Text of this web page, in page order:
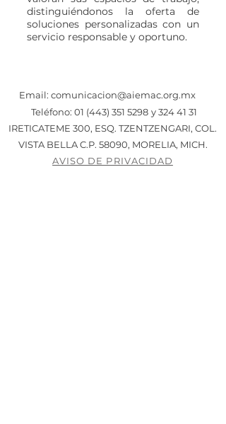
distinguiéndonos la oferta de
soluciones personalizadas con un
servicio responsable y oportuno.
Email: comunicacion@aiemac.org.mx
Teléfono: 01 (443) 351 5298 y324 41 31
IRETICATEME 300, ESQ. TZENTZENGARI, COL.
VISTA BELLA C.P. 58090, MORELIA, MICH.
AVISO DE PRIVACIDAD